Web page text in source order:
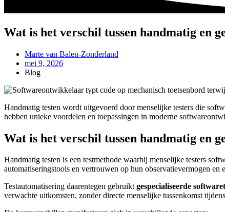
Wat is het verschil tussen handmatig en
Marte van Balen-Zonderland
mei 9, 2026
Blog
Handmatig testen wordt uitgevoerd door menselijke testers die
hebben unieke voordelen en toepassingen in moderne
Wat is het verschil tussen handmatig en
Handmatig testen is een testmethode waarbij menselijke testers
automatiseringstools en vertrouwen op hun observatievermogen en
Testautomatisering daarentegen gebruiktgespecialiseerde
verwachte uitkomsten, zonder directe menselijke tussenkomst